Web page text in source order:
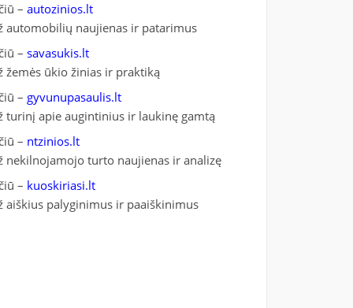
– autozinios.lt
automobilių naujienas ir patarimus
– savasukis.lt
žemės ūkio žinias ir praktiką
– gyvunupasaulis.lt
turinį apie augintinius ir laukinę gamtą
– ntzinios.lt
nekilnojamojo turto naujienas ir analizę
– kuoskiriasi.lt
aiškius palyginimus ir paaiškinimus